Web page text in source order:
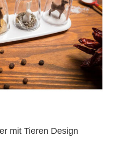
mit Tieren Design